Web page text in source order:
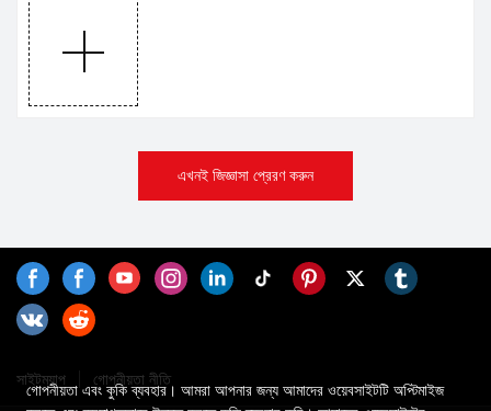
এখনই জিজ্ঞাসা প্রেরণ করুন
সাইটম্যাপ গোপনীয়তা নীতি
গোপনীয়তা এবং কুকি ব্যবহার। আমরা আপনার জন্য আমাদের ওয়েবসাইটটি অপ্টিমাইজ